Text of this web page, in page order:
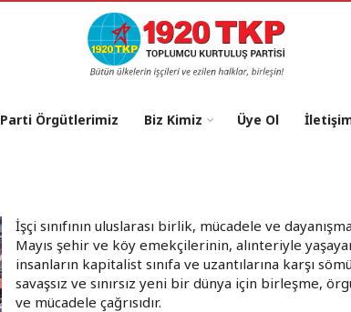
Parti Örgütlerimiz Biz Kimiz Üye Ol
İşçi sınıfının uluslarası birlik, mücadele ve
Mayıs şehir ve köy emekçilerinin, alınteriyle
insanların kapitalist sınıfa ve uzantılarına karşı
savaşsız ve sınırsız yeni bir dünya için birleşme,
ve mücadele çağrısıdır.